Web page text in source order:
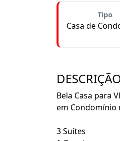
Tipo
Casa de
Bela Casa para
em Condomínio
3 Suítes